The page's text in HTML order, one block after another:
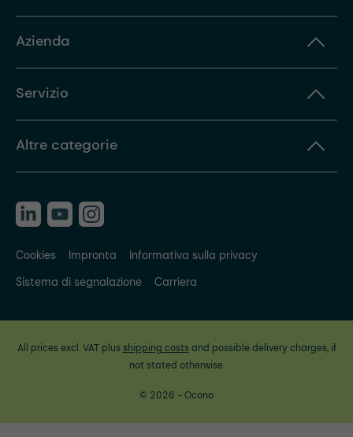
Azienda
Servizio
Altre categorie
Cookies Impronta
Informativa sulla privacy
Sistema di segnalazione
Carriera
All prices excl. VAT plus shipping costsand possible delivery charges, if
not stated otherwise.
© 2026 - Ocono